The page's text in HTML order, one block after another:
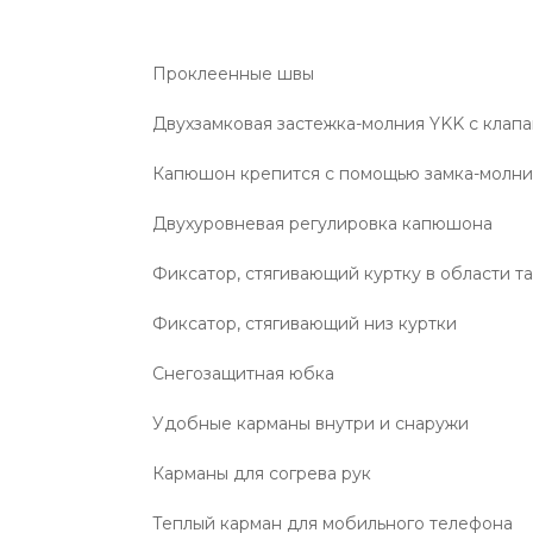
Проклеенные швы
Двухзамковая застежка-молния YKK с
Капюшон крепится с помощью замка-
Двухуровневая регулировка капюшона
Фиксатор, стягивающий куртку в области
Фиксатор, стягивающий низ куртки
Снегозащитная юбка
Удобные карманы внутри и снаружи
Карманы для согрева рук
Теплый карман для мобильного телефона